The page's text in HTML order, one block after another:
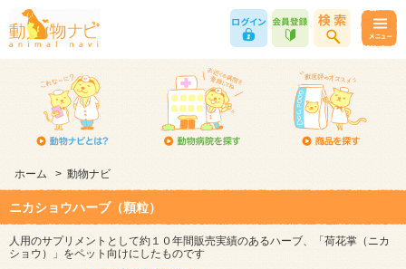
ホーム > 動物ナビ
ニカショウハーブ（顆粒）
人用のサプリメントとして約１０年間販売実績のあるハーブ、「荷花掌（ニカ
ショウ）」をペット向けにしたものです